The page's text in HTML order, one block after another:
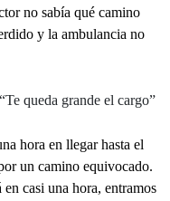
no sabía qué camino
y la ambulancia no
queda grande el cargo”
hora en llegar hasta el
un camino equivocado.
casi una hora, entramos